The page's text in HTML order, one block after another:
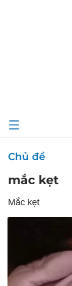
Chủ đề
mắc kẹt
Mắc kẹt